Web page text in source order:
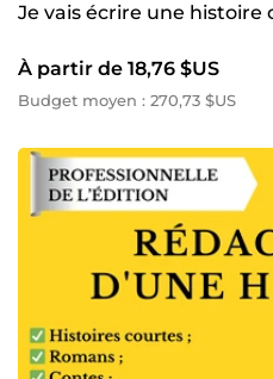
Je vais écrire une
À partir de 18,76 $US
Budget moyen : 270,73 $US